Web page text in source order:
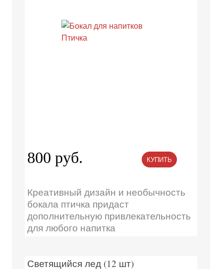
800 руб. КУПИТЬ
Креативный дизайн и необычность
бокала птичка придаст
дополнительную привлекательность
для любого напитка
Светящийся лед (12 шт)